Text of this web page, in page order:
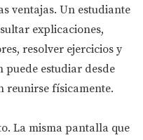
ventajas. Un estudiante
explicaciones,
resolver ejercicios y
estudiar desde
reunirse físicamente.
La misma pantalla que